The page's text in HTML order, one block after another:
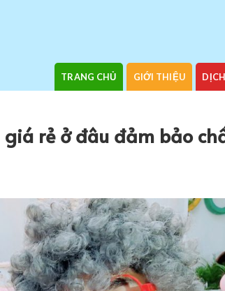
TRANG CHỦ GIỚI THIỆU
rẻ ở đâu đảm bảo